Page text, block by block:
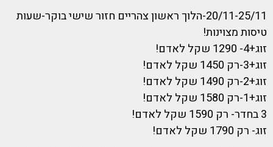
20/11-25/11-הלוך ראשון צהריים חזור שישי בוקר-שעות
טיסות מצוינות!
זוג+4- 1290 שקל לאדם!
זוג+3-רק 1450 שקל לאדם!
זוג+2-רק 1490 שקל לאדם!
זוג+1-רק 1580 שקל לאדם!
3 בחדר- רק 1590 שקל לאדם!
זוג- רק 1790 שקל לאדם!